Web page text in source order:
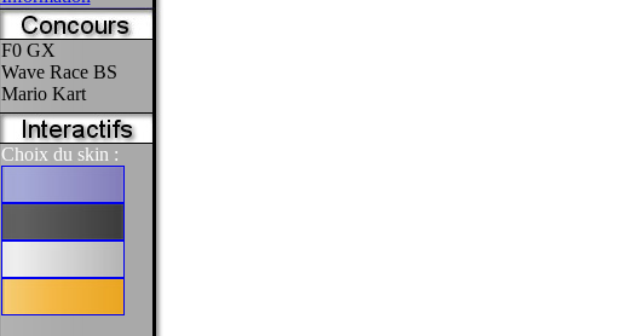
F0 GX
Wave Race BS
Mario Kart
Choix du skin :